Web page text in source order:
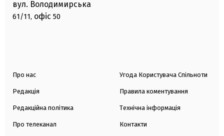
вул. Володимирська
61/11, офіс 50
Про нас
Редакція
Редакційна політика
Про телеканал
Угода Користувача Спільноти
Правила коментування
Технічна інформація
Контакти